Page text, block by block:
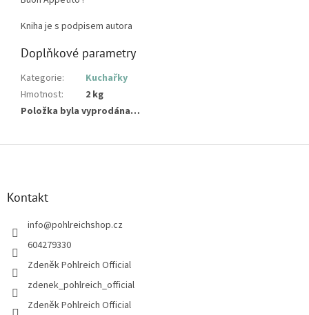
Kniha je s podpisem autora
Doplňkové parametry
Kategorie:
Kuchařky
Hmotnost:
2 kg
Položka byla vyprodána…
Kontakt
info@pohlreichshop.cz
604279330
Zdeněk Pohlreich Official
zdenek_pohlreich_official
Zdeněk Pohlreich Official